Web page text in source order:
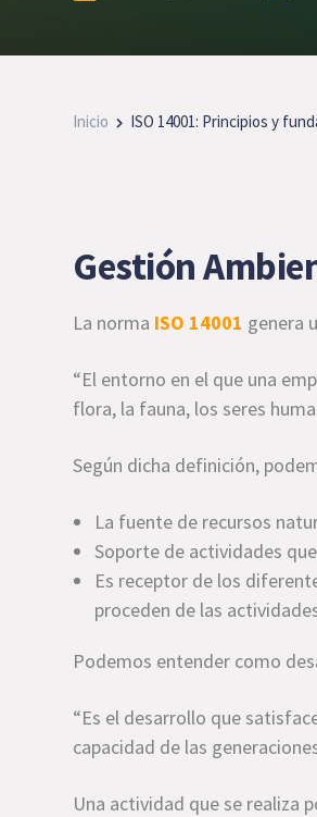
Inicio ISO 14001: Principios y
Gestión
La norma ISO 14001 genera
“El entorno en el que una
flora, la fauna, los seres
Según dicha definición,
La fuente de recursos
Soporte de actividades
Es receptor de los
proceden de las
Podemos entender como
“Es el desarrollo que
capacidad de las
Una actividad que se realiza